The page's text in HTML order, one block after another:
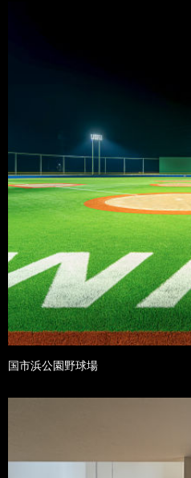
国市浜公園野球場